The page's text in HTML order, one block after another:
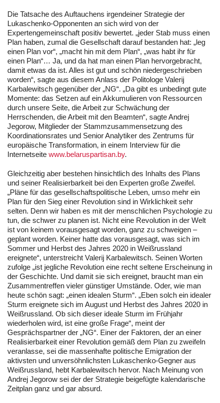
Die Tatsache des Auftauchens irgendeiner Strategie der
Lukaschenko-Opponenten an sich wird von der
Expertengemeinschaft positiv bewertet. „jeder Stab muss einen
Plan haben, zumal die Gesellschaft darauf bestanden hat: „leg
einen Plan vor“, „macht hin mit dem Plan“, „was habt ihr für
einen Plan“… Ja, und da hat man einen Plan hervorgebracht,
damit etwas da ist. Alles ist gut und schön niedergeschrieben
worden“, sagte aus diesem Anlass der Politologe Valerij
Karbalewitsch gegenüber der „NG“. „Da gibt es unbedingt gute
Momente: das Setzen auf ein Akkumulieren von Ressourcen
durch unsere Seite, die Arbeit zur Schwächung der
Herrschenden, die Arbeit mit den Beamten“, sagte Andrej
Jegorow, Mitglieder der Stammzusammensetzung des
Koordinationsrates und Senior Analytiker des Zentrums für
europäische Transformation, in einem Interview für die
Internetseite www.belaruspartisan.by.
Gleichzeitig aber bestehen hinsichtlich des Inhalts des Plans
und seiner Realisierbarkeit bei den Experten große Zweifel.
„Pläne für das gesellschaftspolitische Leben, umso mehr ein
Plan für den Sieg einer Revolution sind in Wirklichkeit sehr
selten. Denn wir haben es mit der menschlichen Psychologie zu
tun, die schwer zu planen ist. Nicht eine Revolution in der Welt
ist von keinem vorausgesagt worden, ganz zu schweigen –
geplant worden. Keiner hatte das vorausgesagt, was sich im
Sommer und Herbst des Jahres 2020 in Weißrussland
ereignete“, unterstreicht Valerij Karbalewitsch. Seinen Worten
zufolge „ist jegliche Revolution eine recht seltene Erscheinung in
der Geschichte. Und damit sie sich ereignet, braucht man ein
Zusammentreffen vieler günstiger Umstände. Oder, wie man
heute schön sagt: „einen idealen Sturm“. „Eben solch ein idealer
Sturm ereignete sich im August und Herbst des Jahres 2020 in
Weißrussland. Ob sich dieser ideale Sturm im Frühjahr
wiederholen wird, ist eine große Frage“, meint der
Gesprächspartner der „NG“. Einer der Faktoren, der an einer
Realisierbarkeit einer Revolution gemäß dem Plan zu zweifeln
veranlasse, sei die massenhafte politische Emigration der
aktivsten und unversöhnlichsten Lukaschenko-Gegner aus
Weißrussland, hebt Karbalewitsch hervor. Nach Meinung von
Andrej Jegorow sei der der Strategie beigefügte kalendarische
Zeitplan ganz und gar absurd.